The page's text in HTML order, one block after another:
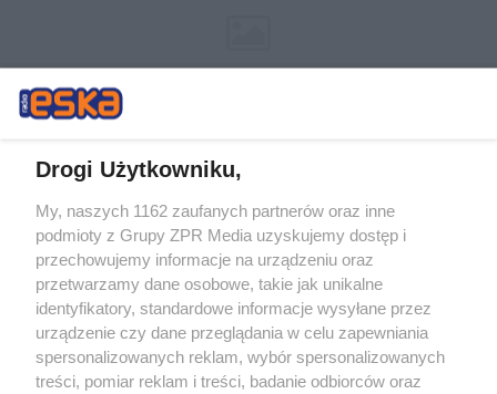
Żaden utwór zamieszczony w serwisie nie może być powielany i
rozpowszechniany lub dalej rozpowszechniany w jakikolwiek sposób (w
tym także elektroniczny lub mechaniczny) na jakimkolwiek polu
eksploatacji w jakiejkolwiek formie, włącznie z umieszczaniem w
Internecie bez pisemnej zgody właściciela praw. Jakiekolwiek użycie lub
wykorzystanie utworów w całości lub w części z naruszeniem prawa,
tzn. bez właściwej zgody, jest zabronione pod groźbą kary i może być
ścigane prawnie.
Drogi Użytkowniku,
My, naszych 1162 zaufanych partnerów oraz inne
podmioty z Grupy ZPR Media uzyskujemy dostęp i
przechowujemy informacje na urządzeniu oraz
przetwarzamy dane osobowe, takie jak unikalne
identyfikatory, standardowe informacje wysyłane przez
urządzenie czy dane przeglądania w celu zapewniania
spersonalizowanych reklam, wybór spersonalizowanych
treści, pomiar reklam i treści, badanie odbiorców oraz